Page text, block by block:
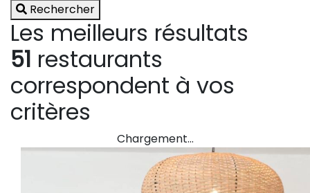
Rechercher
Les meilleurs résultats
51 restaurants
correspondent à vos
critères
Chargement…